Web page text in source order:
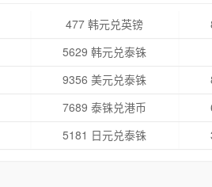
477 韩元兑英镑
5629 韩元兑泰铢
9356 美元兑泰铢
7689 泰铢兑港币
5181 日元兑泰铢